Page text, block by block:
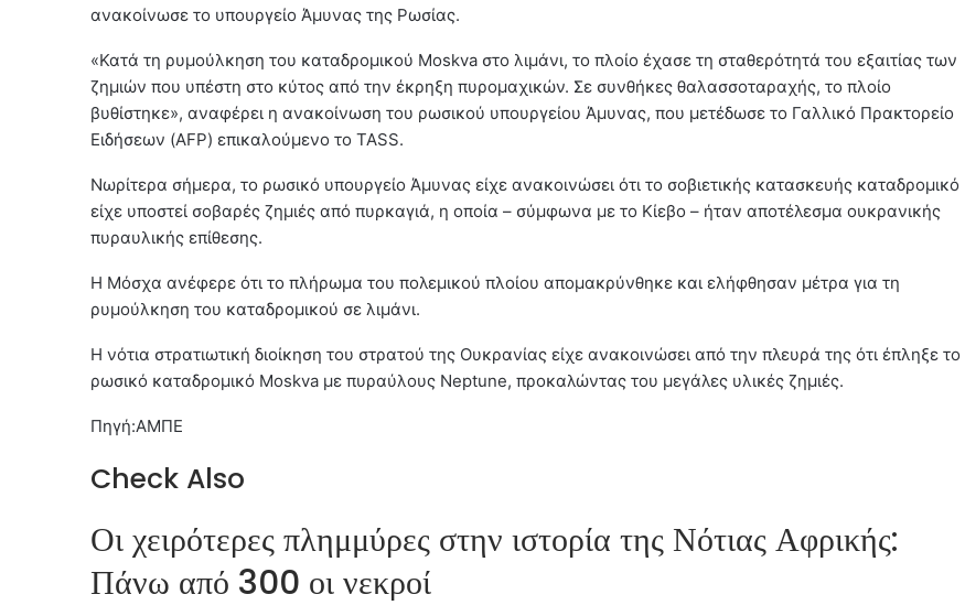
ανακοίνωσε το υπουργείο Άμυνας της Ρωσίας.
«Κατά τη ρυμούλκηση του καταδρομικού Moskva στο λιμάνι, το πλοίο έχασε τη σταθερότητά του εξαιτίας των
ζημιών που υπέστη στο κύτος από την έκρηξη πυρομαχικών. Σε συνθήκες θαλασσοταραχής, το πλοίο
βυθίστηκε», αναφέρει η ανακοίνωση του ρωσικού υπουργείου Άμυνας, που μετέδωσε το Γαλλικό Πρακτορείο
Ειδήσεων (AFP) επικαλούμενο το TASS.
Νωρίτερα σήμερα, το ρωσικό υπουργείο Άμυνας είχε ανακοινώσει ότι το σοβιετικής κατασκευής καταδρομικό
είχε υποστεί σοβαρές ζημιές από πυρκαγιά, η οποία – σύμφωνα με το Κίεβο – ήταν αποτέλεσμα ουκρανικής
πυραυλικής επίθεσης.
Η Μόσχα ανέφερε ότι το πλήρωμα του πολεμικού πλοίου απομακρύνθηκε και ελήφθησαν μέτρα για τη
ρυμούλκηση του καταδρομικού σε λιμάνι.
Η νότια στρατιωτική διοίκηση του στρατού της Ουκρανίας είχε ανακοινώσει από την πλευρά της ότι έπληξε το
ρωσικό καταδρομικό Moskva με πυραύλους Neptune, προκαλώντας του μεγάλες υλικές ζημιές.
Πηγή:ΑΜΠΕ
Check Also
Οι χειρότερες πλημμύρες στην ιστορία της Νότιας Αφρικής:
Πάνω από 300 οι νεκροί